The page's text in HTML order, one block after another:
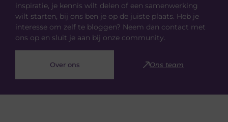
inspiratie, je kennis wilt delen of een samenwerking
wilt starten, bij ons ben je op de juiste plaats. Heb je
interesse om zelf te bloggen? Neem dan contact met
ons op en sluit je aan bij onze community.
Over ons Ons team